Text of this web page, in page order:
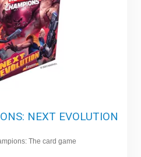
NEXT EVOLUTION
The card game